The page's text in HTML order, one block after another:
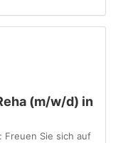
(m/w/d) in
Freuen Sie sich auf